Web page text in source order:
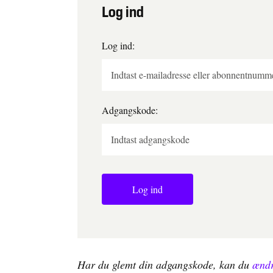
Log ind
Log ind:
Adgangskode:
Log ind
Har du glemt din adgangskode, kan du